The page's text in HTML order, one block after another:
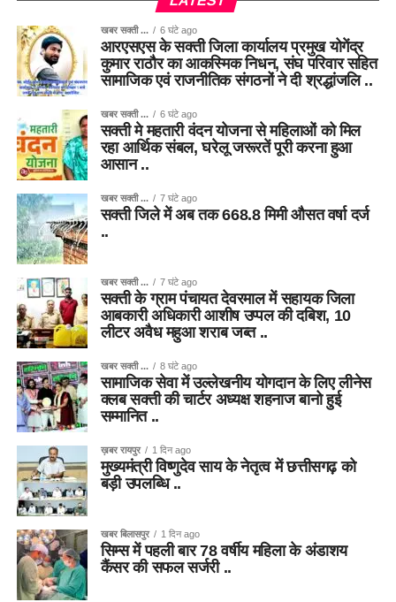
खबर सक्ती ... 6 घंटे ago
आरएसएस के सक्ती जिला कार्यालय प्रमुख योगेंद्र
कुमार राठौर का आकस्मिक निधन, संघ परिवार सहित
सामाजिक एवं राजनीतिक संगठनों ने दी श्रद्धांजलि ..
खबर सक्ती ... 6 घंटे ago
सक्ती मे महतारी वंदन योजना से महिलाओं को मिल
रहा आर्थिक संबल, घरेलू जरूरतें पूरी करना हुआ
आसान ..
खबर सक्ती ... 7 घंटे ago
सक्ती जिले में अब तक 668.8 मिमी औसत वर्षा दर्ज
..
खबर सक्ती ... 7 घंटे ago
सक्ती के ग्राम पंचायत देवरमाल में सहायक जिला
आबकारी अधिकारी आशीष उप्पल की दबिश, 10
लीटर अवैध महुआ शराब जब्त ..
खबर सक्ती ... 8 घंटे ago
सामाजिक सेवा में उल्लेखनीय योगदान के लिए लीनेस
क्लब सक्ती की चार्टर अध्यक्ष शहनाज बानो हुई
सम्मानित ..
ख़बर रायपुर 1 दिन ago
मुख्यमंत्री विष्णुदेव साय के नेतृत्व में छत्तीसगढ़ को
बड़ी उपलब्धि ..
खबर बिलासपुर 1 दिन ago
सिम्स में पहली बार 78 वर्षीय महिला के अंडाशय
कैंसर की सफल सर्जरी ..